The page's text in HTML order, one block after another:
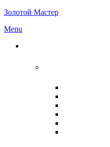
Золотой Мастер
Menu